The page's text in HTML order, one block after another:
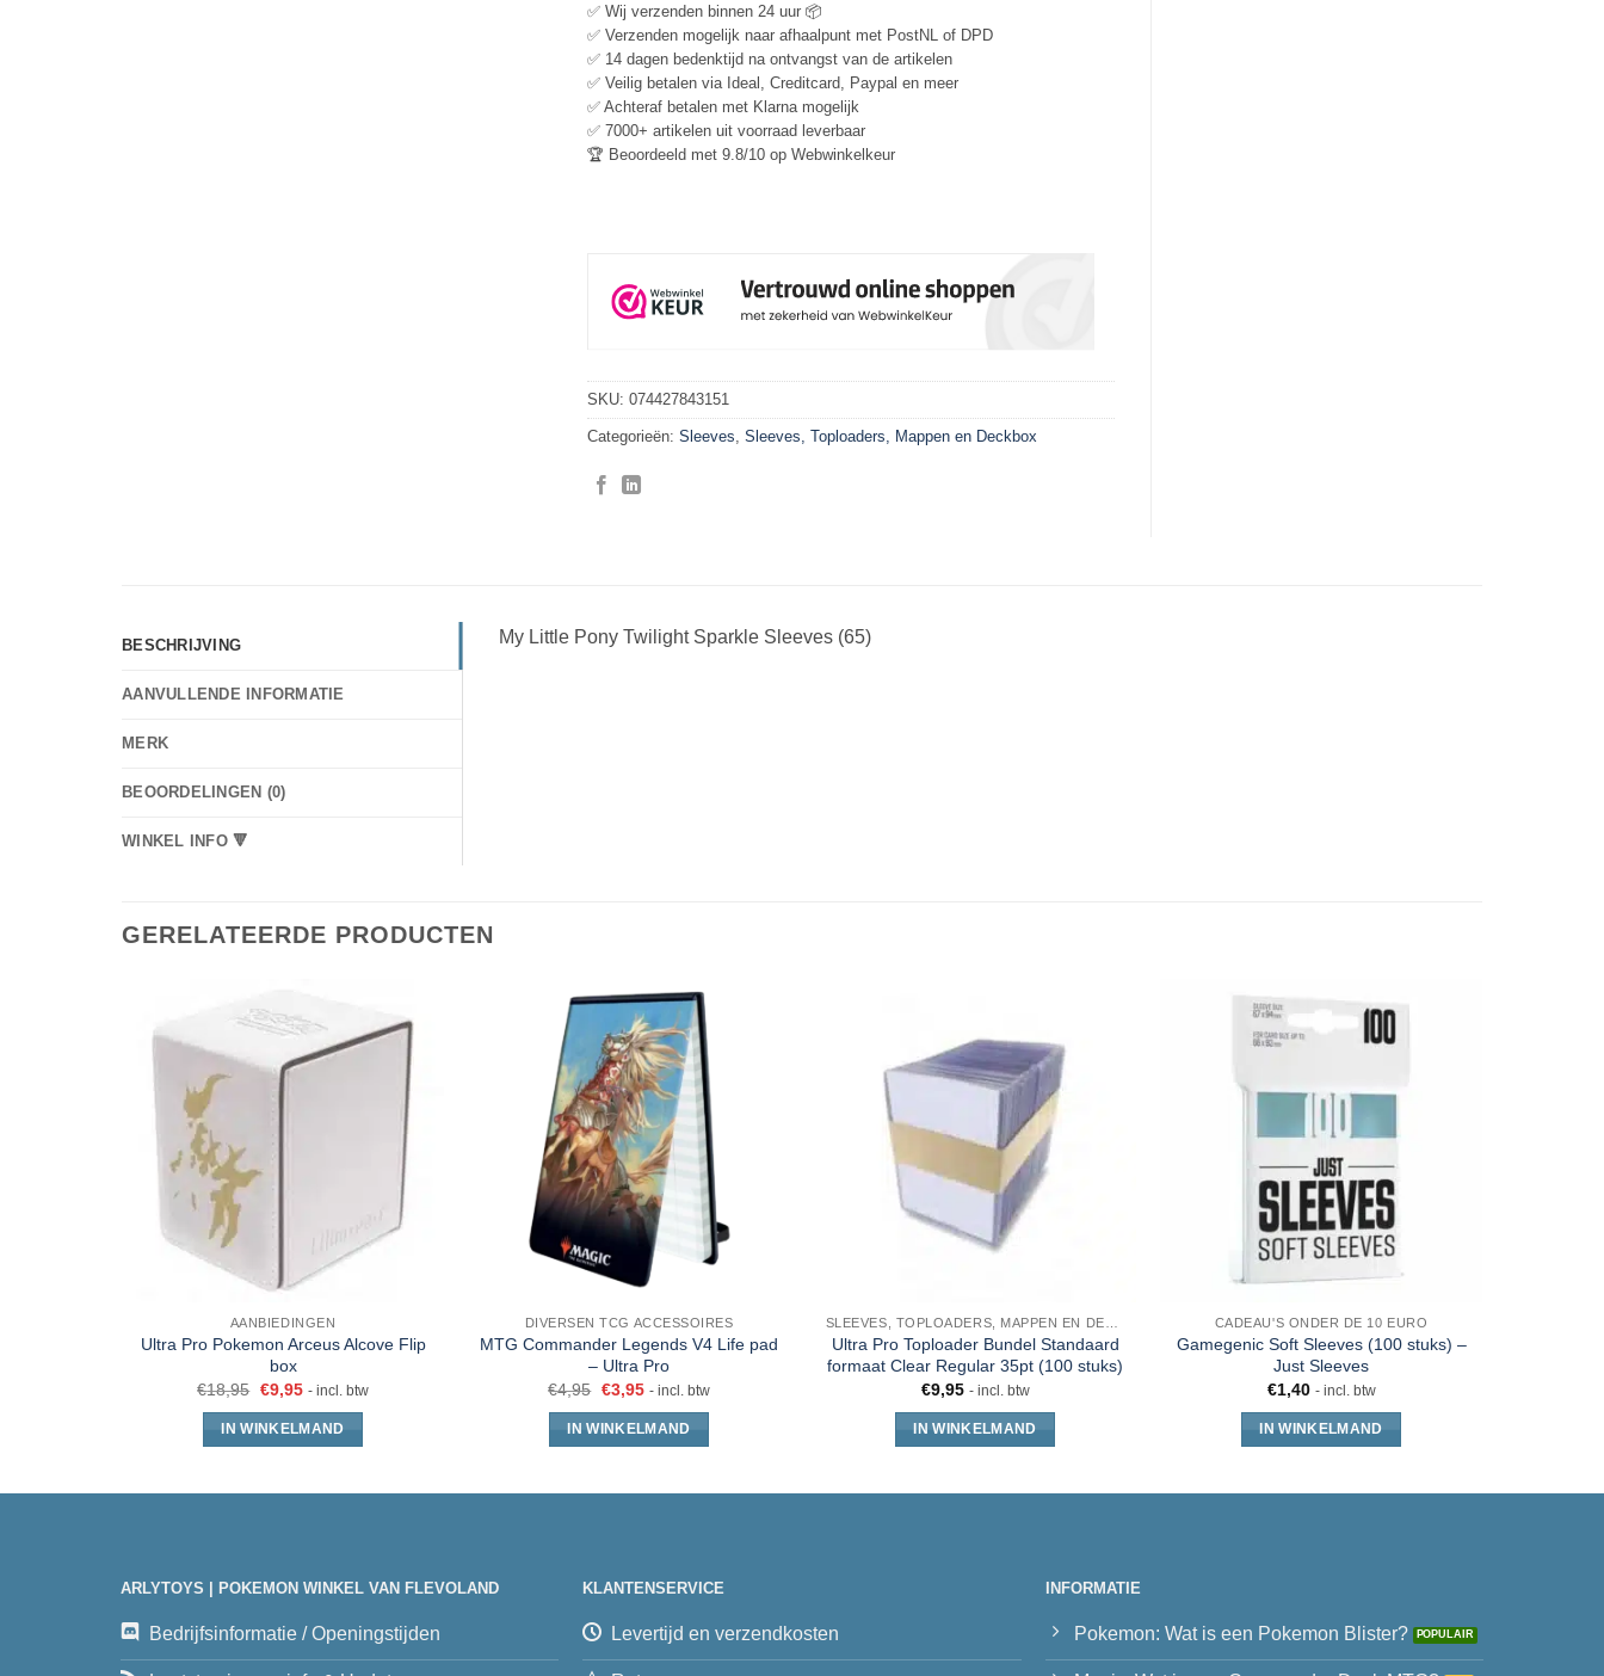
✅ Wij verzenden binnen 24 uur 📦
✅ Verzenden mogelijk naar afhaalpunt met PostNL of DPD
✅ 14 dagen bedenktijd na ontvangst van de artikelen
✅ Veilig betalen via Ideal, Creditcard, Paypal en meer
✅ Achteraf betalen met Klarna mogelijk
✅ 7000+ artikelen uit voorraad leverbaar
🏆 Beoordeeld met 9.8/10 op Webwinkelkeur
SKU: 074427843151
Categorieën: Sleeves Sleeves, Toploaders, Mappen en Deckbox
BESCHRIJVING
AANVULLENDE INFORMATIE
MERK
BEOORDELINGEN (0)
WINKEL INFO 🔻
My Little Pony Twilight Sparkle Sleeves (65)
GERELATEERDE PRODUCTEN
AANBIEDINGEN
Ultra Pro Pokemon Arceus Alcove Flip
box
€18,95 €9,95 - incl. btw
IN WINKELMAND
DIVERSEN TCG ACCESSOIRES
MTG Commander Legends V4 Life pad
– Ultra Pro
€4,95 €3,95 - incl. btw
IN WINKELMAND
Ultra Pro Toploader Bundel Standaard
formaat Clear Regular 35pt (100 stuks)
€9,95 - incl. btw
IN WINKELMAND
CADEAU'S ONDER DE 10 EURO
Gamegenic Soft Sleeves (100 stuks) –
Just Sleeves
€1,40 - incl. btw
IN WINKELMAND
ARLYTOYS | POKEMON WINKEL VAN FLEVOLAND
Bedrijfsinformatie / Openingstijden
KLANTENSERVICE
Levertijd en verzendkosten
INFORMATIE
Pokemon: Wat is een Pokemon Blister?